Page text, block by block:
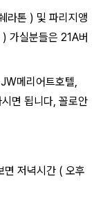
라톤 ) 및 파리지앵
가실분들은 21A버
메리어트호텔,
면 됩니다, 꼴로안
면 저녁시간 ( 오후